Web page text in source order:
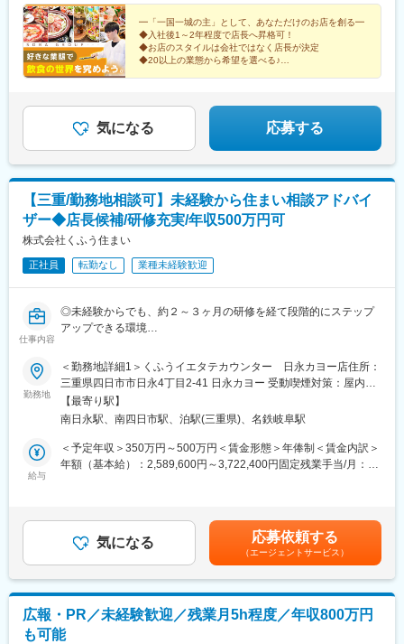
店を予定しているため、将来的にエリアマネージャー（1エリア8-
10店舗ほどを想定）を担っていただける方を募集します。
■業務のやりがい
・業界業種未経験の方が入社1年で新店舗立ち上げを任された実績
・まさに出店を加速させ始めたタイミングで、積極的にPDCAを
回しているため、様々な経験を積むことができます。
選択肢をご提案することができます。
変更の範囲：会社の定める業務
食、和食、居酒屋…など多様な業態で40店舗を展開！まったく違
うコンセプトの店に携わる面白さを味わいながら、多彩なスキル
を身につけられる環境です。入社数カ月で店長、30代で課長な
ど、昇格実績も多数！完全実力主義で頑張りをしっかり評価しま
す♪
大通駅、妙音通駅、名古屋駅、矢場町駅
━「一国一城の主」として、あなただけのお店を創る━
◆入社後1～2年程度で店長へ昇格可！
◆お店のスタイルは会社ではなく店長が決定
◆20以上の業態から希望を選べる♪
気になる 応募する
【三重/勤務地相談可】未経験から住まい相談アドバイ
ザー◆店長候補/研修充実/年収500万円可
株式会社くふう住まい
正社員 転勤なし 業種未経験歓迎
仕事内容
◎未経験からでも、約２～３ヶ月の研修を経て段階的にステップ
アップできる環境
も（年齢・経歴不問）
◎自社商材の営業ではなく、お客様に本当に合った選択肢を提案
できる仕事
◎今後3年で100店舗を目指す出店拡大フェーズで、様々な経験を
積める
【主な業務内容】
まずはアドバイザー業務からスタートし、独り立ち後は実務経験
・お客様のヒアリング
・住宅会社への紹介
修、先輩の相談への同席、ロープレ、先輩同席での相談を経て独
り立ちとなります。
■店長業務（ゆくゆくお任せする業務）
勤務地
＜勤務地詳細1＞くふうイエタテカウンター 日永カヨー店住所：
三重県四日市市日永4丁目2-41 日永カヨー 受動喫煙対策：屋内全
面禁煙＜勤務地詳細2＞くふうイエタテカウンター イオンタウン
大垣店住所：岐阜県大垣市三塚町丹瀬463-1 イオンタウン大垣受
ター マーサ21店住所：岐阜県岐阜市正木中1丁目2-1 マーサ21受
動喫煙対策：屋内全面禁煙変更の範囲：会社の定める事業所
【最寄り駅】
南日永駅、南四日市駅、泊駅(三重県)、名鉄岐阜駅
給与
＜予定年収＞350万円～500万円＜賃金形態＞年俸制＜賃金内訳＞
年額（基本給）：2,589,600円～3,722,400円固定残業手当/月：
給与補足＞※上記年収には、45時間分のみなし残業代を含みま
す。※詳細は、経験・能力を考慮した上で決定■給与改定：年2回
（4月、10月）賃金はあくまでも目安の金額であり、選考を通じ
て上下する可能性があります。月給(月額)は固定手当を含めた表記
です。
気になる 応募依頼する
（エージェントサービス）
広報・PR／未経験歓迎／残業月5h程度／年収800万円
も可能